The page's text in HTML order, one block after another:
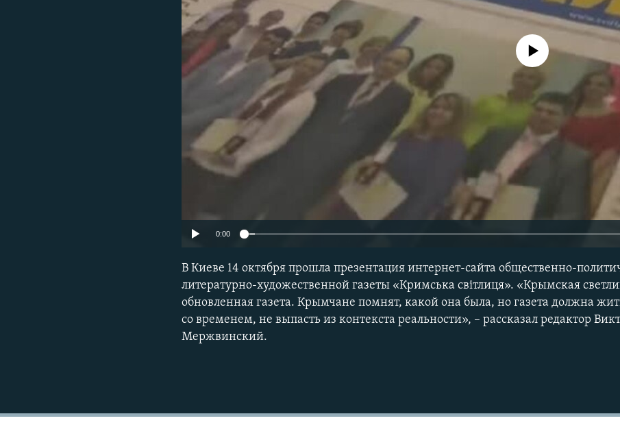
No media source currently
0:00
В Киеве 14 октября прошла презентация интернет-сайта общественно-
литературно-художественной газеты «Кримська світлиця». «Крымская
обновленная газета. Крымчане помнят, какой она была, но газета должна
со временем, не выпасть из контекста реальности», – рассказал редактор
Мержвинский.